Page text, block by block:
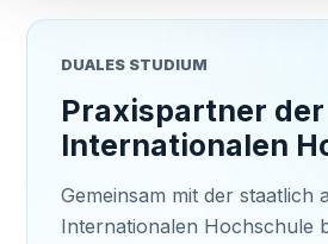
DUALES STUDIUM
Praxispartner der
Internationalen
Gemeinsam mit der staatlich
Internationalen Hochschule